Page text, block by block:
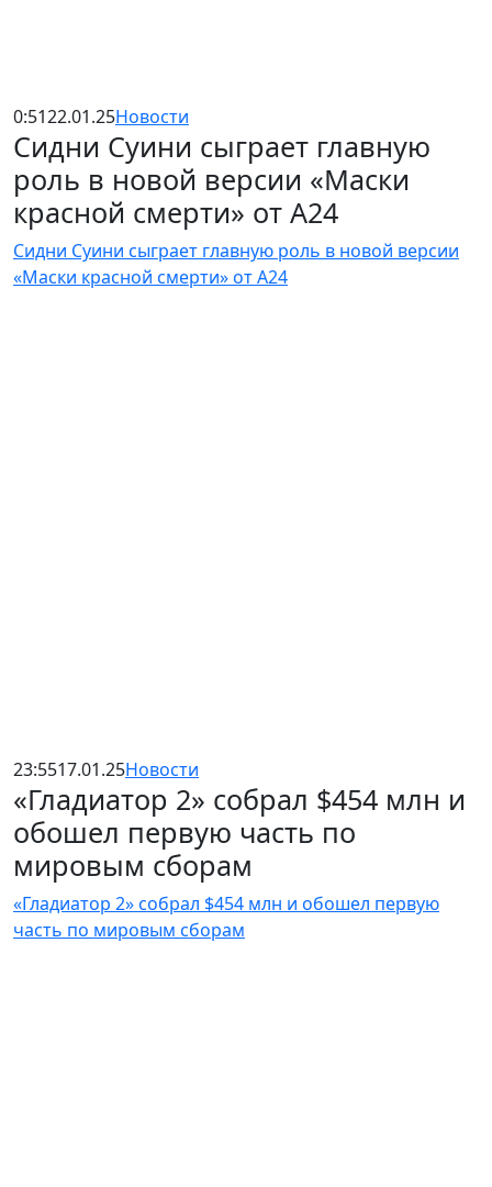
0:5122.01.25Новости
Сидни Суини сыграет главную
роль в новой версии «Маски
красной смерти» от A24
Сидни Суини сыграет главную роль в новой версии
«Маски красной смерти» от A24
23:5517.01.25Новости
«Гладиатор 2» собрал $454 млн и
обошел первую часть по
мировым сборам
«Гладиатор 2» собрал $454 млн и обошел первую
часть по мировым сборам